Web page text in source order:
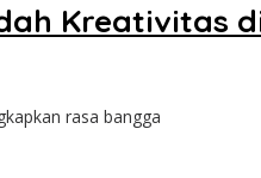
Kreativitas
rasa bangga